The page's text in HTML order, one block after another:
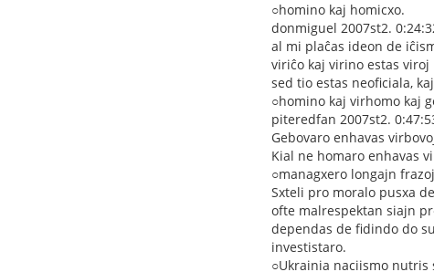
○homino kaj homicxo.
donmiguel 2007st2.
al mi plaĉas ideon de
viriĉo kaj virino estas viroj
sed tio estas neoficiala,
○homino kaj virhomo kaj
piteredfan 2007st2.
Gebovaro enhavas
Kial ne homaro enhavas
○managxero longajn
Sxteli pro moralo pusxa
ofte malrespektan siajn
dependas de fidindo do
investistaro.
○Ukrainia naciismo